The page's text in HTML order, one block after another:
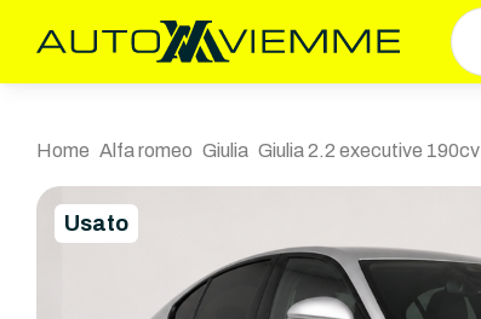
Home Alfa romeo Giulia Giulia 2.2 executive 190cv
Usato